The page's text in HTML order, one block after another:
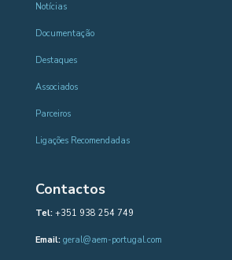
Notícias
Documentação
Destaques
Associados
Parceiros
Ligações Recomendadas
Contactos
Tel:+351 938 254 749
Email: geral@aem-portugal.com